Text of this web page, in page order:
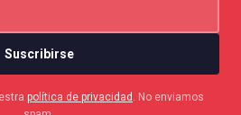
Suscribirse
política de privacidad . No enviamos